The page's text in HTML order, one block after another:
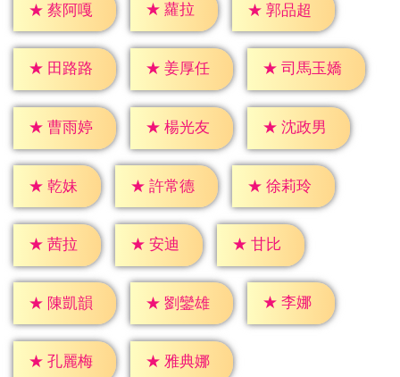
★ 蔡阿嘎 ★ 蘿拉 ★ 郭品超
★ 田路路 ★ 姜厚任 ★ 司馬玉嬌
★ 曹雨婷 ★ 楊光友 ★ 沈政男
★ 乾妹 ★ 許常德 ★ 徐莉玲
★ 茜拉 ★ 安迪 ★ 甘比
★ 陳凱韻 ★ 劉鑾雄 ★ 李娜
★ 孔麗梅 ★ 雅典娜